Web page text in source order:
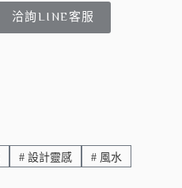
洽詢LINE客服
# 設計靈感 # 風水